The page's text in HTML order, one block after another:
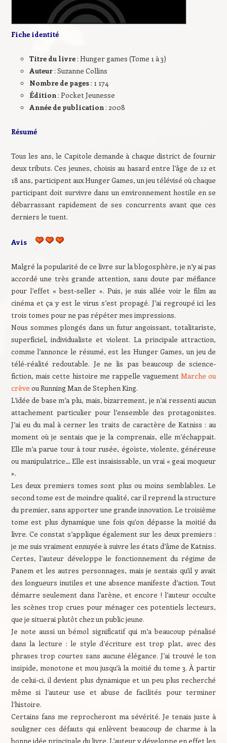
Fiche identité
Titre du livre: Hunger games (Tome 1 à 3)
Auteur: Suzanne Collins
Nombre de pages: 1 174
Édition: Pocket Jeunesse
Année de publication: 2008
Résumé
Tous les ans, le Capitole demande à chaque district de fournir
deux tributs. Ces jeunes, choisis au hasard entre l’âge de 12 et
18 ans, participent aux Hunger Games, un jeu télévisé où chaque
participant doit survivre dans un environnement hostile en se
débarrassant rapidement de ses concurrents avant que ces
derniers le tuent.
Avis
Malgré la popularité de ce livre sur la blogosphère, je n’y ai pas
accordé une très grande attention, sans doute par méfiance
pour l’effet « best-seller ». Puis, je suis allée voir le film au
cinéma et ça y est le virus s’est propagé. J’ai regroupé ici les
trois tomes pour ne pas répéter mes impressions.
Nous sommes plongés dans un futur angoissant, totalitariste,
superficiel, individualiste et violent. La principale attraction,
comme l’annonce le résumé, est les Hunger Games, un jeu de
télé-réalité redoutable. Je ne lis pas beaucoup de science-
fiction, mais cette histoire me rappelle vaguement Marche ou
crève ou Running Man de Stephen King.
L’idée de base m’a plu, mais, bizarrement, je n’ai ressenti aucun
attachement particulier pour l’ensemble des protagonistes.
J’ai eu du mal à cerner les traits de caractère de Katniss : au
moment où je sentais que je la comprenais, elle m’échappait.
Elle m’a parue tour à tour rusée, égoïste, violente, généreuse
ou manipulatrice… Elle est insaisissable, un vrai « geai moqueur
».
Les deux premiers tomes sont plus ou moins semblables. Le
second tome est de moindre qualité, car il reprend la structure
du premier, sans apporter une grande innovation. Le troisième
tome est plus dynamique une fois qu’on dépasse la moitié du
livre. Ce constat s’applique également sur les deux premiers :
je me suis vraiment ennuyée à suivre les états d’âme de Katniss.
Certes, l’auteur développe le fonctionnement du régime de
Panem et les autres personnages, mais je sentais qu’il y avait
des longueurs inutiles et une absence manifeste d’action. Tout
démarre seulement dans l’arène, et encore ! l’auteur occulte
les scènes trop crues pour ménager ces potentiels lecteurs,
que je situerai plutôt chez un public jeune.
Je note aussi un bémol significatif qui m’a beaucoup pénalisé
dans la lecture : le style d’écriture est trop plat, avec des
phrases trop courtes sans aucune élégance. J’ai trouvé le ton
insipide, monotone et mou jusqu’à la moitié du tome 3. À partir
de celui-ci, il devient plus dynamique et un peu plus recherché
même si l’auteur use et abuse de facilités pour terminer
l’histoire.
Certains fans me reprocheront ma sévérité. Je tenais juste à
souligner ces défauts qui enlèvent beaucoup de charme à la
bonne idée principale du livre. L’auteur y développe en effet les